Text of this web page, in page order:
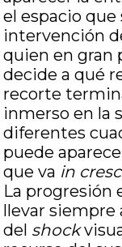
el espacio
intervención
quien en gran
decide a qué
recorte
inmerso en la
diferentes
puede
que va in
La progresión
llevar siempre
del shock